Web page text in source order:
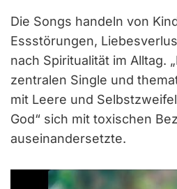
Die Songs handeln von
Essstörungen,
nach Spiritualität im Alltag.
zentralen Single und
mit Leere und
God“ sich mit toxischen
auseinandersetzte.